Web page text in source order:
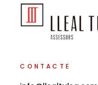
CONTACTE